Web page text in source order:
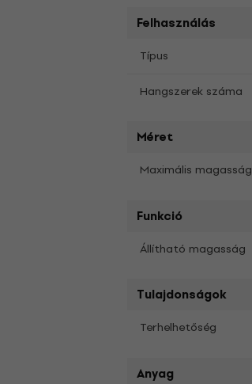
Felhasználás
Típus
Hangszerek száma
Méret
Maximális magasság
Funkció
Állítható magasság
Tulajdonságok
Terhelhetőség
Anyag